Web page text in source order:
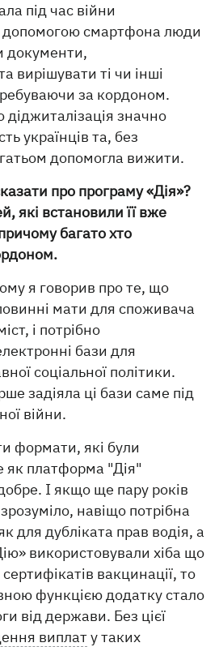
під час війни
допомогою смартфона люди
документи,
вирішувати ті чи інші
за кордоном.
значно
українців та, без
допомогла вижити.
про програму «Дія»?
які встановили її вже
багато хто
я говорив про те, що
мати для споживача
і потрібно
бази для
соціальної політики.
задіяла ці бази саме під
війни.
формати, які були
як платформа "Дія"
І якщо ще пару років
навіщо потрібна
для дубліката прав водія, а
використовували хіба що
вакцинації, то
функцією додатку стало
від держави. Без цієї
виплату таких